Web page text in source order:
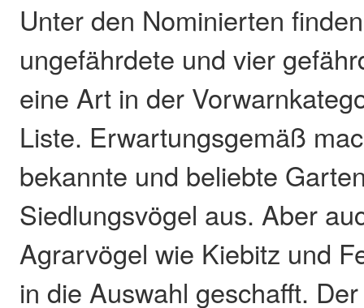
Unter den Nominierten
ungefährdete und vier
eine Art in der
Liste. Erwartungsgemäß
bekannte und beliebte
Siedlungsvögel aus. Aber
Agrarvögel wie Kiebitz und
in die Auswahl geschafft.